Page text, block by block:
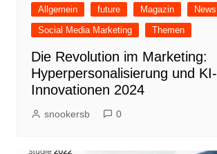
Allgemein future Magazin
News
Social Media Marketing
Themen
Die Revolution im Marketing:
Hyperpersonalisierung und KI-
Innovationen 2024
snookersb 0